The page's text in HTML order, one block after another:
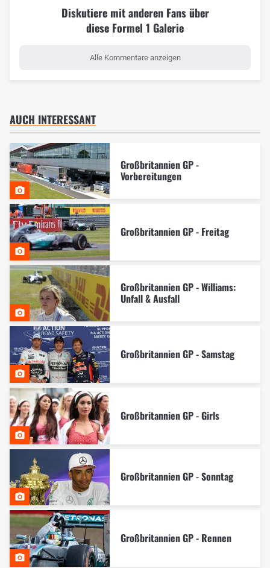
Diskutiere mit anderen Fans über
diese Formel 1 Galerie
Alle Kommentare anzeigen
AUCH INTERESSANT
Großbritannien GP -
Vorbereitungen
Großbritannien GP - Freitag
Großbritannien GP - Williams:
Unfall & Ausfall
Großbritannien GP - Samstag
Großbritannien GP - Girls
Großbritannien GP - Sonntag
Großbritannien GP - Rennen